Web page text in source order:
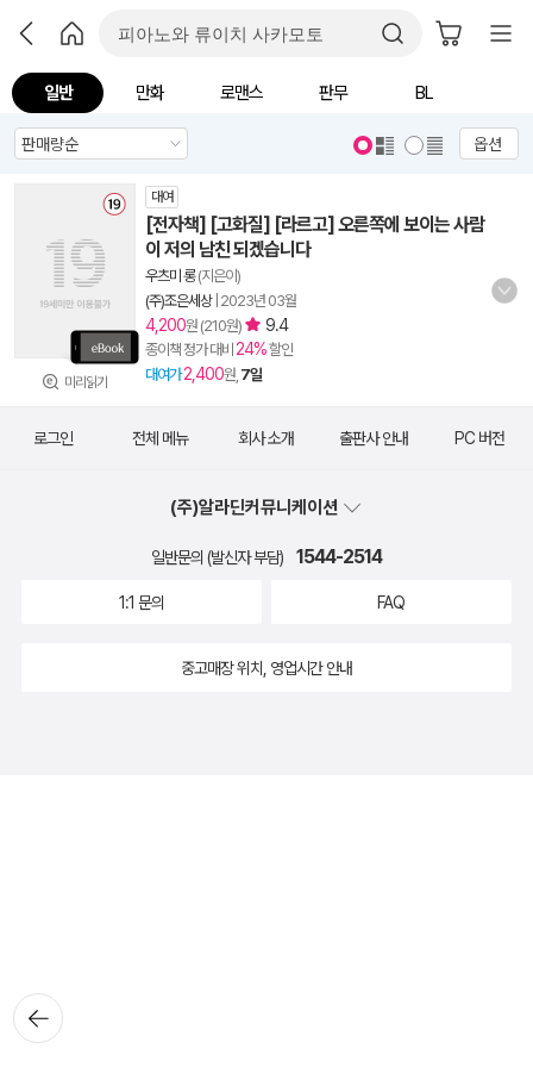
일반 만화 로맨스 판무 BL
옵션
미리읽기
대여
[전자책] [고화질] [라르고] 오른쪽에 보이는 사람
이 저의 남친 되겠습니다
우츠미 롱(지은이)
(주)조은세상| 2023년 03월
4,200원 (210원) 9.4
종이책 정가 대비 24%할인
대여가 2,400원, 7일
뒤로가
기
로그인 전체 메뉴 회사 소개 출판사 안내 PC 버전
(주)알라딘커뮤니케이션
일반문의 (발신자 부담) 1544-2514
1:1 문의 FAQ
중고매장 위치, 영업시간 안내